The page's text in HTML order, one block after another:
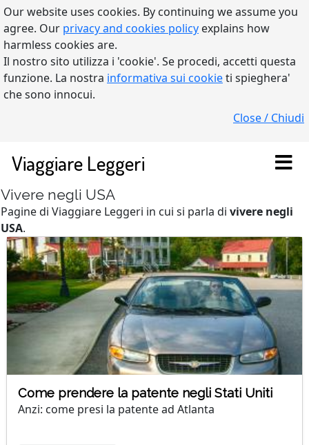
Our website uses cookies. By continuing we assume you
agree. Our privacy and cookies policy explains how
harmless cookies are.
Il nostro sito utilizza i 'cookie'. Se procedi, accetti questa
funzione. La nostra informativa sui cookieti spieghera'
che sono innocui.
Close / Chiudi
Viaggiare Leggeri
Vivere negli USA
Pagine di Viaggiare Leggeri in cui si parla di vivere negli
USA.
Come prendere la patente negli Stati Uniti
Anzi: come presi la patente ad Atlanta